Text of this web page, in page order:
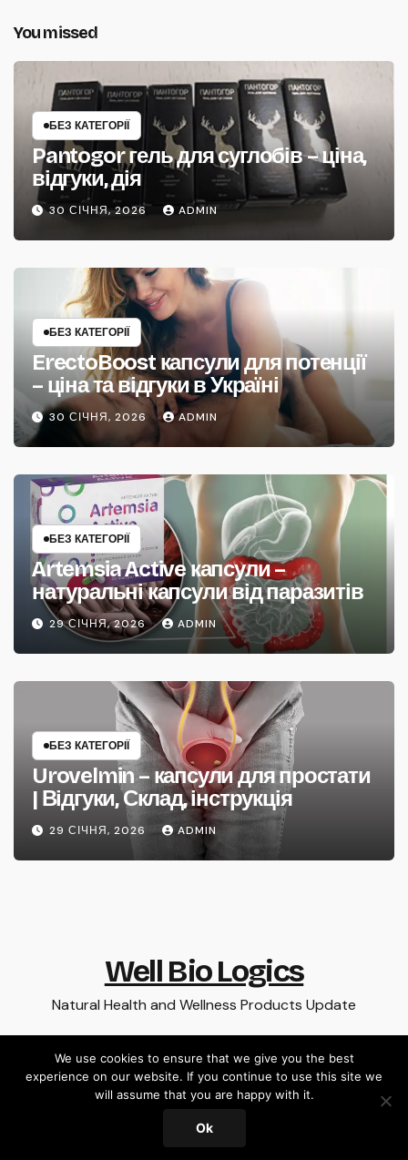
You missed
БЕЗ КАТЕГОРІЇ
Pantogor гель для суглобів – ціна,
відгуки, дія
30 СІЧНЯ, 2026 ADMIN
БЕЗ КАТЕГОРІЇ
ErectoBoost капсули для потенції
– ціна та відгуки в Україні
30 СІЧНЯ, 2026 ADMIN
БЕЗ КАТЕГОРІЇ
Artemsia Active капсули –
натуральні капсули від паразитів
29 СІЧНЯ, 2026 ADMIN
БЕЗ КАТЕГОРІЇ
Urovelmin – капсули для простати
| Відгуки, Склад, інструкція
29 СІЧНЯ, 2026 ADMIN
Well Bio Logics
Natural Health and Wellness Products Update
Сайт працює на WordPress|Тема:Newsup заThemeansar
Home
We use cookies to ensure that we give you the best
experience on our website. If you continue to use this site we
will assume that you are happy with it.
Ok